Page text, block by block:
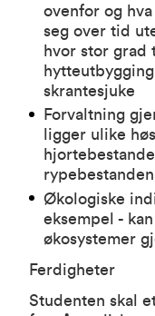
ovenfor og
seg over tid
hvor stor grad
skrantesjuke
Forvaltning
ligger ulike
rypebestanden
Økologiske
eksempel -
økosystemer
Ferdigheter
Studenten skal